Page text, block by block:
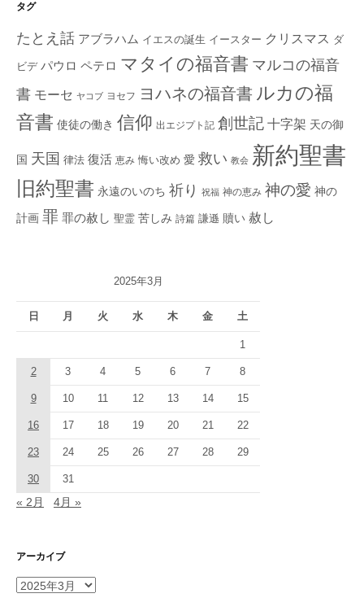
タグ
たとえ話 アブラハム イエスの誕生 イースター クリスマス ダ
ビデ パウロ ペテロ マタイの福音書 マルコの福音
書 モーセ ヤコブ ヨセフ ヨハネの福音書 ルカの福
音書 使徒の働き 信仰 出エジプト記 創世記 十字架 天の御
国 天国 律法 復活 恵み 悔い改め 愛 救い 教会 新約聖書
旧約聖書 永遠のいのち 祈り 祝福 神の恵み 神の愛 神の
計画 罪 罪の赦し 聖霊 苦しみ 詩篇 謙遜 贖い 赦し
2025年3月
日 月 火 水 木 金 土
1
2 3 4 5 6 7 8
9 10 11 12 13 14 15
16 17 18 19 20 21 22
23 24 25 26 27 28 29
30 31
« 2月 4月 »
アーカイブ
ア